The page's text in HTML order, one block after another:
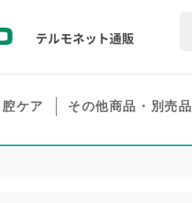
腔ケア その他商品・ 別売品